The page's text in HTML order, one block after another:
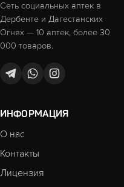
Сеть социальных аптек в
Дербенте и Дагестанских
Огнях — 10 аптек, более 30
000 товаров.
ИНФОРМАЦИЯ
О нас
Контакты
Лицензия